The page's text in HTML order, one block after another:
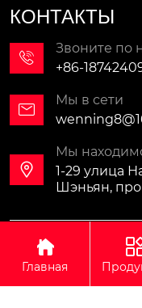
КОНТАКТЫ

Звоните по
+86-

Мы в сети

Мы
1-29 улица
Шэньян,
Авторское
Экспортно-

Главная